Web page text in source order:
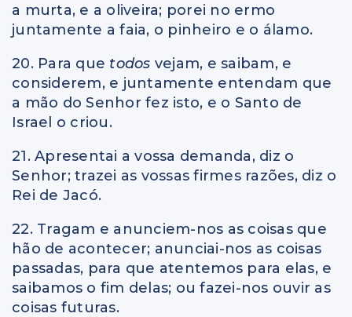
a murta, e a oliveira; porei no ermo
juntamente a faia, o pinheiro e o álamo.
20. Para que todos vejam, e saibam, e
considerem, e juntamente entendam que
a mão do Senhor fez isto, e o Santo de
Israel o criou.
21. Apresentai a vossa demanda, diz o
Senhor; trazei as vossas firmes razões, diz o
Rei de Jacó.
22. Tragam e anunciem-nos as coisas que
hão de acontecer; anunciai-nos as coisas
passadas, para que atentemos para elas, e
saibamos o fim delas; ou fazei-nos ouvir as
coisas futuras.